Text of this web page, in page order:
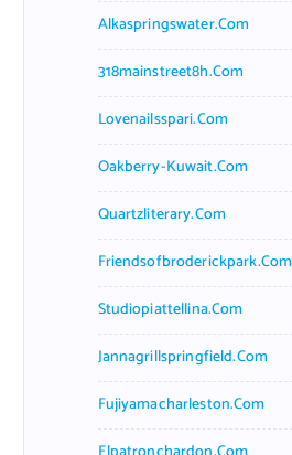
Alkaspringswater.com
318mainstreet8h.com
Lovenailsspari.com
Oakberry-Kuwait.com
Quartzliterary.com
Friendsofbroderickpark.com
Studiopiattellina.com
Jannagrillspringfield.com
Fujiyamacharleston.com